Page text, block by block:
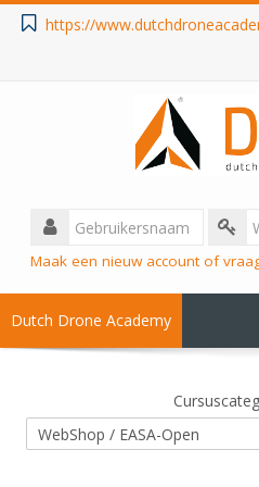
https://
Gebruikersnaam
Wachtwoord
Maak een nieuw account of
Dutch Drone Academy
== MBO ===